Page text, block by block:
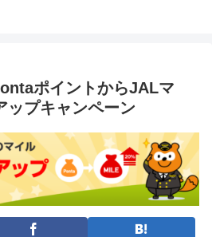
ポイントからJALマ
ップキャンペーン